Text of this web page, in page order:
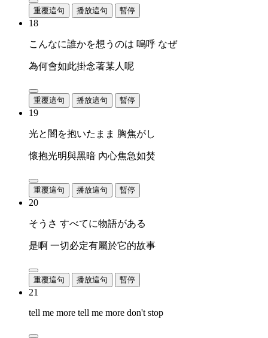
重覆這句 播放這句 暫停
18
こんなに誰かを想うのは 嗚呼 なぜ
為何會如此掛念著某人呢
重覆這句 播放這句 暫停
19
光と闇を抱いたまま 胸焦がし
懷抱光明與黑暗 內心焦急如焚
重覆這句 播放這句 暫停
20
そうさ すべてに物語がある
是啊 一切必定有屬於它的故事
重覆這句 播放這句 暫停
21
tell me more tell me more don't stop